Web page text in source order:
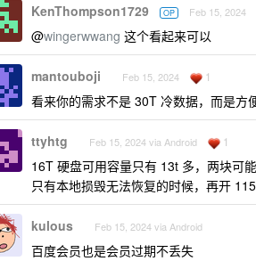
KenThompson1729 OP Feb 15, 2024
@wingerwwang 这个看起来可以
mantouboji Feb 15, 2024 1
看来你的需求不是 30T 冷数据，而是方
ttyhtg Feb 15, 2024 via Android 1
16T 硬盘可用容量只有 13t 多，两块可
只有本地损毁无法恢复的时候，再开
kulous Feb 15, 2024 via Android
百度会员也是会员过期不丢失